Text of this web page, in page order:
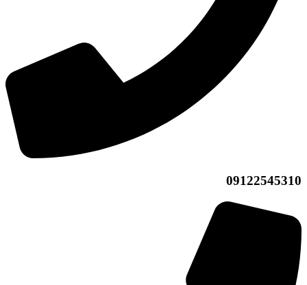
09122545310